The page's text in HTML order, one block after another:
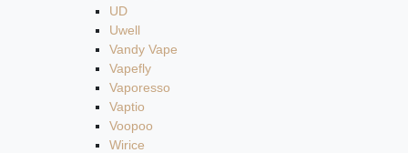
UD
Uwell
Vandy Vape
Vapefly
Vaporesso
Vaptio
Voopoo
Wirice